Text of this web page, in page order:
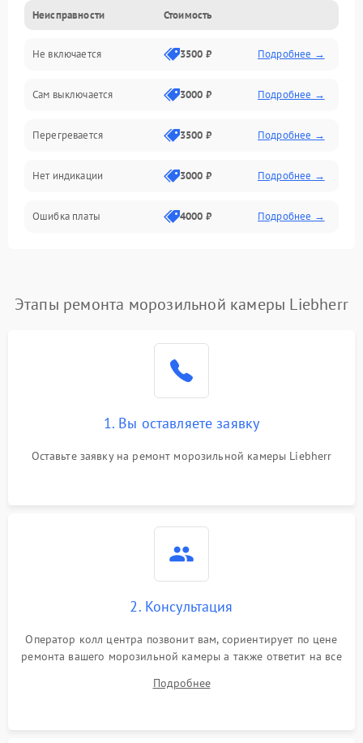
Механика
Неисправности Стоимость
Не включается 3500 ₽ Подробнее →
Сам выключается 3000 ₽ Подробнее →
Перегревается 3500 ₽ Подробнее →
Нет индикации 3000 ₽ Подробнее →
Ошибка платы 4000 ₽ Подробнее →
Этапы ремонта морозильной камеры Liebherr
1. Вы оставляете заявку
Оставьте заявку на ремонт морозильной камеры Liebherr
2. Консультация
Оператор колл центра позвонит вам, сориентирует по цене
ремонта вашего морозильной камеры а также ответит на все
Подробнее